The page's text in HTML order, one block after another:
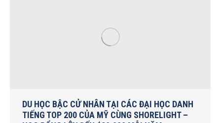
DU HỌC BẬC CỬ NHÂN TẠI CÁC ĐẠI HỌC DANH
TIẾNG TOP 200 CỦA MỸ CÙNG SHORELIGHT –